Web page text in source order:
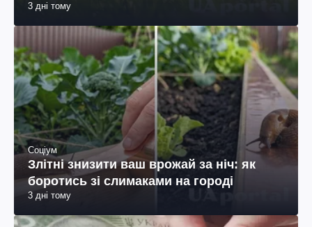
3 дні тому
Соціум
Злітні знизити ваш врожай за ніч: як
боротись зі слимаками на городі
3 дні тому